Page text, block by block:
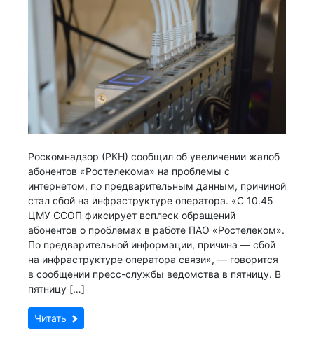
Роскомнадзор (РКН) сообщил об увеличении жалоб
абонентов «Ростелекома» на проблемы с
интернетом, по предварительным данным, причиной
стал сбой на инфраструктуре оператора. «С 10.45
ЦМУ ССОП фиксирует всплеск обращений
абонентов о проблемах в работе ПАО «Ростелеком».
По предварительной информации, причина — сбой
на инфраструктуре оператора связи», — говорится
в сообщении пресс-службы ведомства в пятницу. В
пятницу […]
Читать